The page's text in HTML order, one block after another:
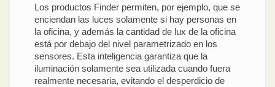
Los productos Finder permiten, por ejemplo, que se
enciendan las luces solamente si hay personas en
la oficina, y además la cantidad de lux de la oficina
está por debajo del nivel parametrizado en los
sensores. Esta inteligencia garantiza que la
iluminación solamente sea utilizada cuando fuera
realmente necesaria, evitando el desperdicio de